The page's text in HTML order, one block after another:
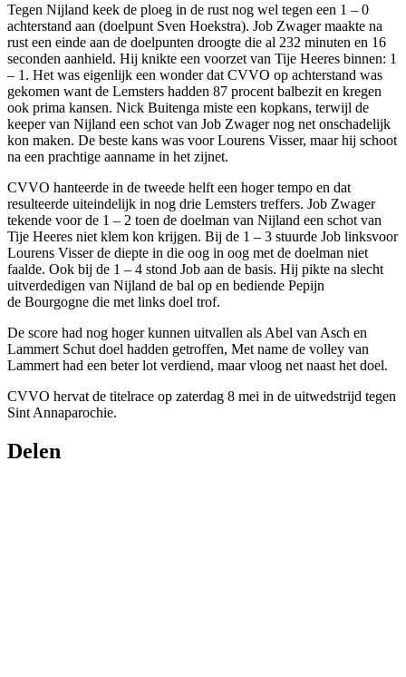
Tegen Nijland keek de ploeg in de rust nog wel tegen een 1 – 0
achterstand aan (doelpunt Sven Hoekstra). Job Zwager maakte na
rust een einde aan de doelpunten droogte die al 232 minuten en 16
seconden aanhield. Hij knikte een voorzet van Tije Heeres binnen: 1
– 1. Het was eigenlijk een wonder dat CVVO op achterstand was
gekomen want de Lemsters hadden 87 procent balbezit en kregen
ook prima kansen. Nick Buitenga miste een kopkans, terwijl de
keeper van Nijland een schot van Job Zwager nog net onschadelijk
kon maken. De beste kans was voor Lourens Visser, maar hij schoot
na een prachtige aanname in het zijnet.
CVVO hanteerde in de tweede helft een hoger tempo en dat
resulteerde uiteindelijk in nog drie Lemsters treffers. Job Zwager
tekende voor de 1 – 2 toen de doelman van Nijland een schot van
Tije Heeres niet klem kon krijgen. Bij de 1 – 3 stuurde Job linksvoor
Lourens Visser de diepte in die oog in oog met de doelman niet
faalde. Ook bij de 1 – 4 stond Job aan de basis. Hij pikte na slecht
uitverdedigen van Nijland de bal op en bediende Pepijn
de Bourgogne die met links doel trof.
De score had nog hoger kunnen uitvallen als Abel van Asch en
Lammert Schut doel hadden getroffen, Met name de volley van
Lammert had een beter lot verdiend, maar vloog net naast het doel.
CVVO hervat de titelrace op zaterdag 8 mei in de uitwedstrijd tegen
Sint Annaparochie.
Delen